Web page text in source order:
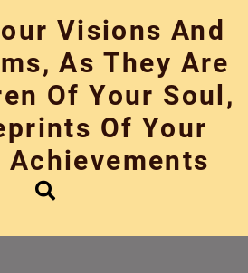
Visions And
As They Are
Of Your Soul,
Of Your